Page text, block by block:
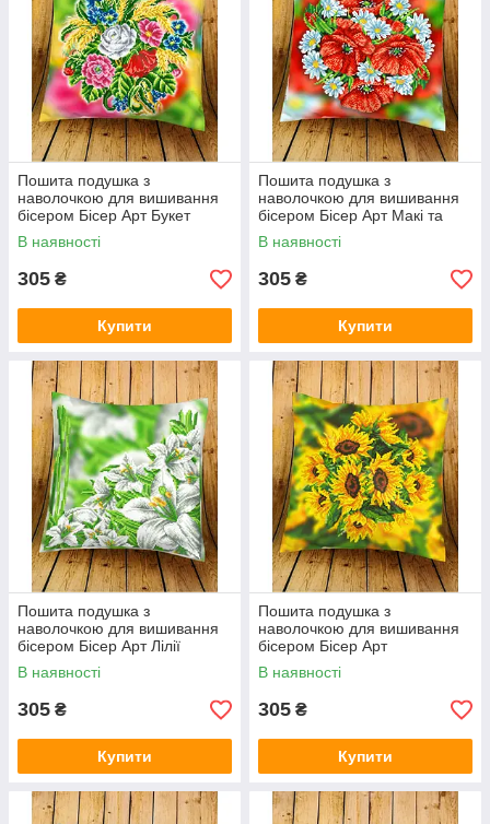
Пошита подушка з
наволочкою для вишивання
бісером Бісер Арт Букет
2929708
В наявності
305 ₴
Купити
Пошита подушка з
наволочкою для вишивання
бісером Бісер Арт Макі та
ромашки 2929707
В наявності
305 ₴
Купити
Пошита подушка з
наволочкою для вишивання
бісером Бісер Арт Лілії
2929706
В наявності
305 ₴
Купити
Пошита подушка з
наволочкою для вишивання
бісером Бісер Арт
Соняшники 2929705
В наявності
305 ₴
Купити